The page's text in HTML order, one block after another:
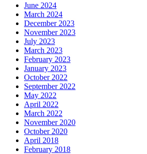
June 2024
March 2024
December 2023
November 2023
July 2023
March 2023
February 2023
January 2023
October 2022
September 2022
May 2022
April 2022
March 2022
November 2020
October 2020
April 2018
February 2018